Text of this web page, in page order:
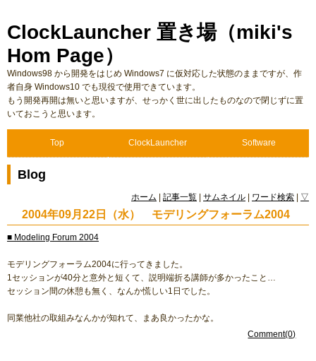
ClockLauncher 置き場（miki's
Hom Page）
Windows98 から開発をはじめ Windows7 に仮対応した状態のままですが、作
者自身 Windows10 でも現役で使用できています。
もう開発再開は無いと思いますが、せっかく世に出したものなので閉じずに置
いておこうと思います。
Top ClockLauncher Software
Blog
ホーム 記事一覧 サムネイル ワード検索 ▽
2004年09月22日（水） モデリングフォーラム2004
■ Modeling Forum 2004
モデリングフォーラム2004に行ってきました。
1セッションが40分と意外と短くて、説明端折る講師が多かったこと…
セッション間の休憩も無く、なんか慌しい1日でした。
同業他社の取組みなんかが知れて、まあ良かったかな。
Comment(0)